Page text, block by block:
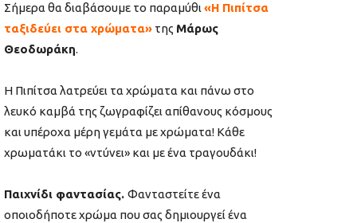
Σήμερα θα διαβάσουμε το παραμύθι «Η Πιπίτσα
ταξιδεύει στα χρώματα» της Μάρως
Θεοδωράκη.
Η Πιπίτσα λατρεύει τα χρώματα και πάνω στο
λευκό καμβά της ζωγραφίζει απίθανους κόσμους
και υπέροχα μέρη γεμάτα με χρώματα! Κάθε
χρωματάκι το «ντύνει» και με ένα τραγουδάκι!
Παιχνίδι φαντασίας. Φανταστείτε ένα
οποιοδήποτε χρώμα που σας δημιουργεί ένα